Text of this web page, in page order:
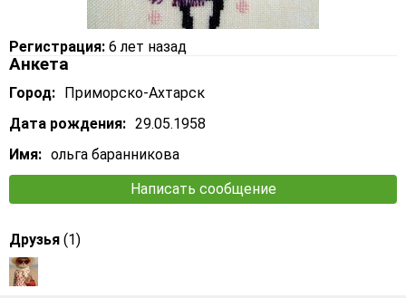
Регистрация: 6 лет назад
Анкета
Город: Приморско-Ахтарск
Дата рождения: 29.05.1958
Имя: ольга баранникова
Написать сообщение
Друзья (1)